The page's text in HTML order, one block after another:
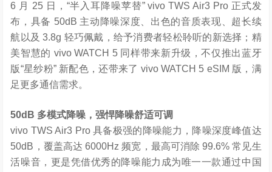
6 月 25 日，“半入耳降噪苹替” vivo TWS Air3 Pro 正式发
布，具备 50dB 主动降噪深度、出色的音质表现、超长续
航以及 3.8g 轻巧佩戴，给予消费者轻松聆听的新选择；精
美智慧的 vivo WATCH 5 同样带来新升级，不仅推出蓝牙
版“星纱粉” 新配色，还带来了 vivo WATCH 5 eSIM 版，满
足更多通信需求。
50dB 多模式降噪，强悍降噪舒适可调
vivo TWS Air3 Pro 具备极强的降噪能力，降噪深度峰值达
50dB，覆盖高达 6000Hz 频宽，最高可消除 99.6% 常见生
活噪音，更是凭借优秀的降噪能力成为唯一一款通过中国